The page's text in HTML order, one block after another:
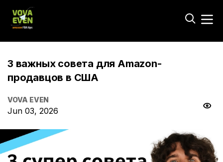
3 важных совета для Amazon-
продавцов в США
VOVA EVEN
Jun 03, 2026